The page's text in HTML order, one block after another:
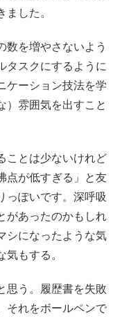
した。
数を増やさないよう
タスクにするように
ケーション技法を学
）雰囲気を出すこと
ことは少ないけれど
点が低すぎる」と友
っぽいです。深呼吸
があったのかもしれ
シになったような気
気もする。
思う。履歴書を失敗
それをボールペンで